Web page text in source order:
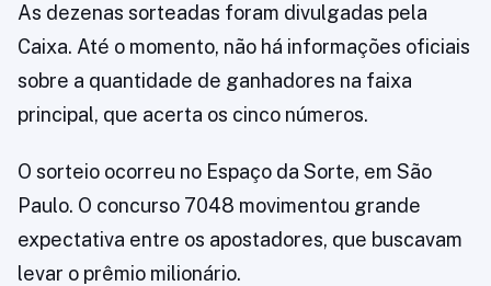
As dezenas sorteadas foram divulgadas pela
Caixa. Até o momento, não há informações oficiais
sobre a quantidade de ganhadores na faixa
principal, que acerta os cinco números.
O sorteio ocorreu no Espaço da Sorte, em São
Paulo. O concurso 7048 movimentou grande
expectativa entre os apostadores, que buscavam
levar o prêmio milionário.